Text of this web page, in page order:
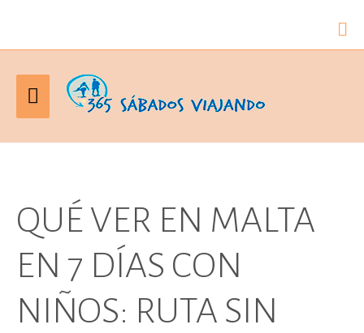
Menú
principal
QUÉ VER EN MALTA
EN 7 DÍAS CON
NIÑOS: RUTA SIN